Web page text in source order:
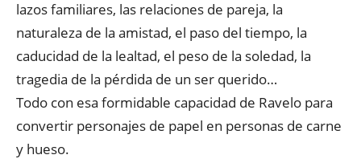
lazos familiares, las relaciones de pareja, la
naturaleza de la amistad, el paso del tiempo, la
caducidad de la lealtad, el peso de la soledad, la
tragedia de la pérdida de un ser querido…
Todo con esa formidable capacidad de Ravelo para
convertir personajes de papel en personas de carne
y hueso.